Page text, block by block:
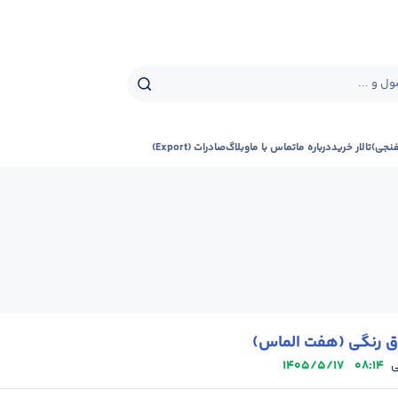
و ...
تالار خریددرباره ماتماس با ماوبلاگصادرات (Export)
رنگی (هفت الماس)
08:14
1405/5/17